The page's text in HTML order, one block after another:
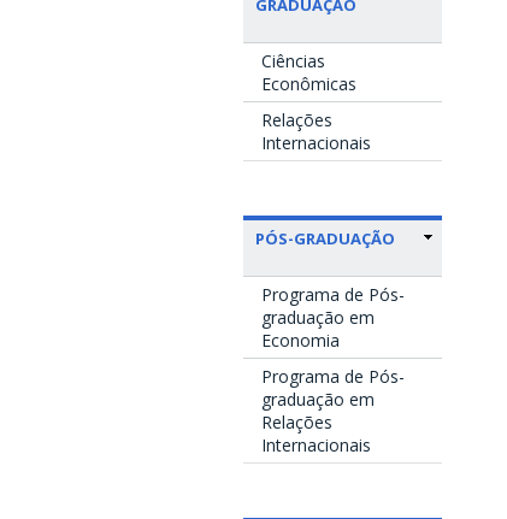
GRADUAÇÃO
Ciências
Econômicas
Relações
Internacionais
PÓS-GRADUAÇÃO
Programa de Pós-
graduação em
Economia
Programa de Pós-
graduação em
Relações
Internacionais